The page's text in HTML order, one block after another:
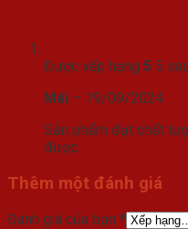
Được xếp hạng 5 5
Mái – 19/09/2024
Sản phẩm đạt chất
được.
Thêm một đánh giá
Đánh giá của bạn *